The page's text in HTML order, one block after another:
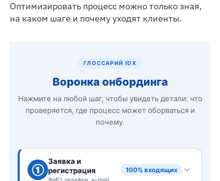
Оптимизировать процесс можно только зная,
на каком шаге и почему уходят клиенты.